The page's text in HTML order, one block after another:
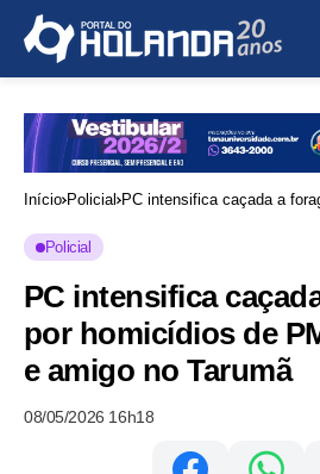
Início Policial PC intensifica caçada a
Policial
PC intensifica
por homicídios de
e amigo no Tarumã
08/05/2026 16h18